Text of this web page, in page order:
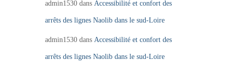
admin1530dans Accessibilité et confort des
arrêts des lignes Naolib dans le sud-Loire
admin1530dans Accessibilité et confort des
arrêts des lignes Naolib dans le sud-Loire